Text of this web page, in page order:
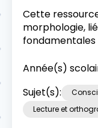
Cette
morphologie,
Année(s)
Sujet(s):
Lecture et